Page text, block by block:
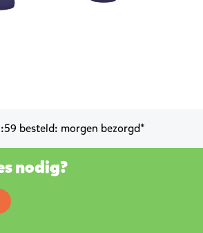
besteld: morgen bezorgd*
nodig?